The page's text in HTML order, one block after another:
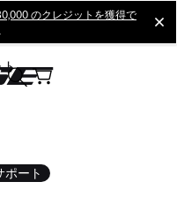
のクレジットを獲得で
ポート